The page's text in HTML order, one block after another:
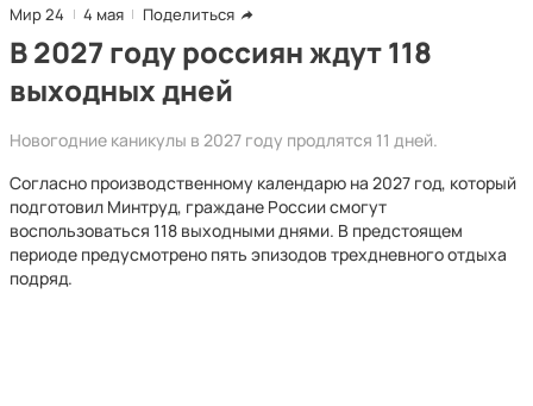
Мир 24 4 мая Поделиться
В 2027 году россиян ждут 118
выходных дней
Новогодние каникулы в 2027 году продлятся 11 дней.
Согласно производственному календарю на 2027 год, который
подготовил Минтруд, граждане России смогут
воспользоваться 118 выходными днями. В предстоящем
периоде предусмотрено пять эпизодов трехдневного отдыха
подряд.